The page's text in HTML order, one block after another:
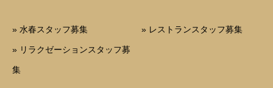
» 水春スタッフ募集 » レストランスタッフ募集
» リラクゼーションスタッフ募
集